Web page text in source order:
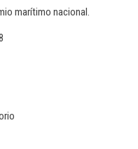
marítimo nacional.